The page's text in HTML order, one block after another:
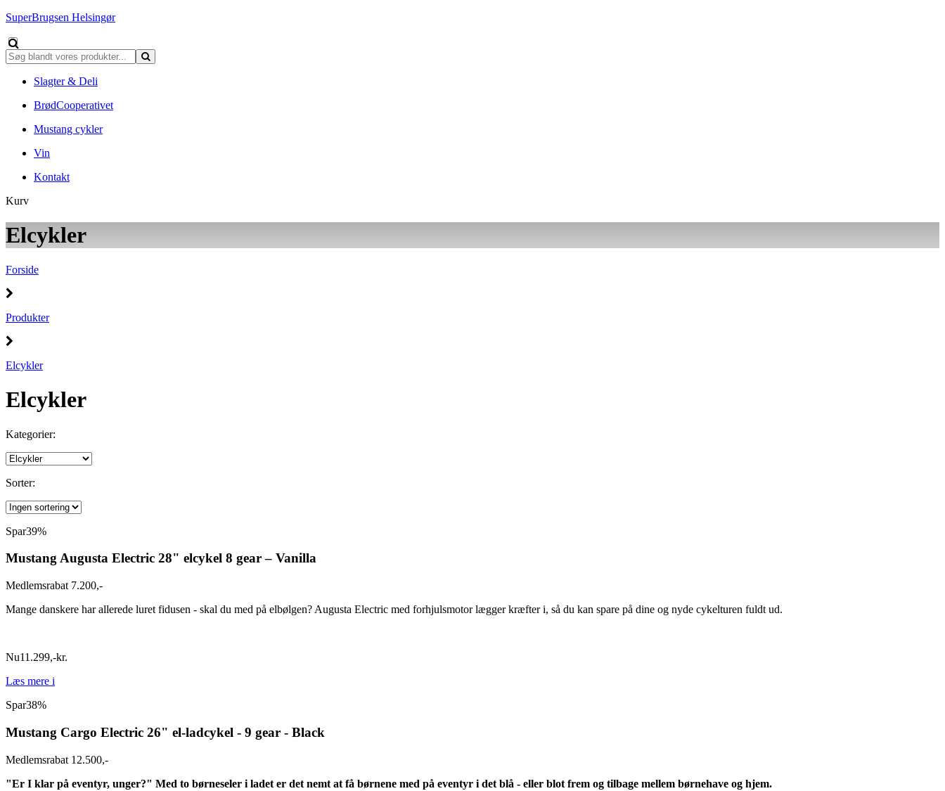
SuperBrugsen Helsingør
Slagter & Deli
BrødCooperativet
Mustang cykler
Vin
Kontakt
Kurv
Elcykler
Forside
Produkter
Elcykler
Elcykler
Kategorier:
Sorter:
Spar39%
Mustang Augusta Electric 28" elcykel 8 gear – Vanilla
Medlemsrabat 7.200,-
Mange danskere har allerede luret fidusen - skal du med på elbølgen? Augusta Electric med forhjulsmotor lægger kræfter i, så du kan spare på dine og nyde cykelturen fuldt ud.
Nu11.299,-kr.
Læs mere i
Spar38%
Mustang Cargo Electric 26" el-ladcykel - 9 gear - Black
Medlemsrabat 12.500,-
"Er I klar på eventyr, unger?" Med to børneseler i ladet er det nemt at få børnene med på eventyr i det blå - eller blot frem og tilbage mellem børnehave og hjem.